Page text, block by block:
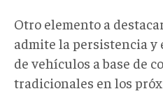
Otro elemento a
admite la persistencia y
de vehículos a base de
tradicionales en los